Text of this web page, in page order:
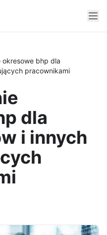
okresowe bhp dla
pracownikami
dla
i innych